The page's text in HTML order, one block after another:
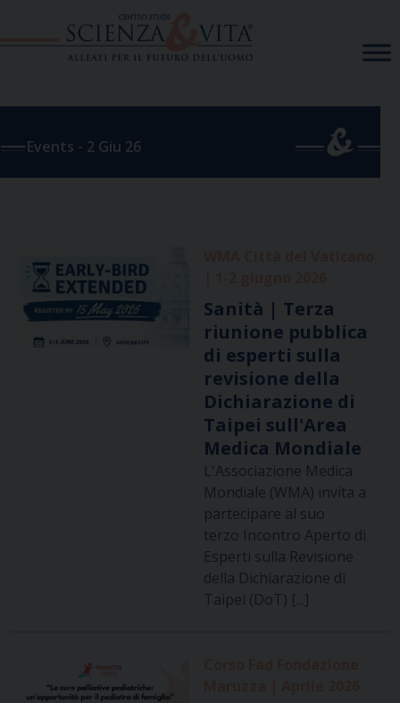
Events - 2 Giu 26
Sanità | Terza
riunione pubblica
di esperti sulla
revisione della
Dichiarazione di
Taipei sull'Area
Medica Mondiale
L'Associazione Medica
Mondiale (WMA) invita a
partecipare al suo
terzo Incontro Aperto di
Esperti sulla Revisione
della Dichiarazione di
Taipei (DoT) [...]